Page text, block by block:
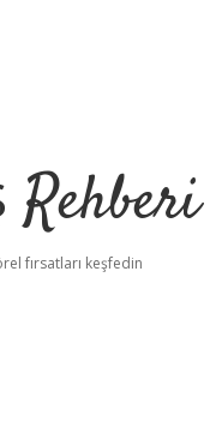
fırsatları keşfedin